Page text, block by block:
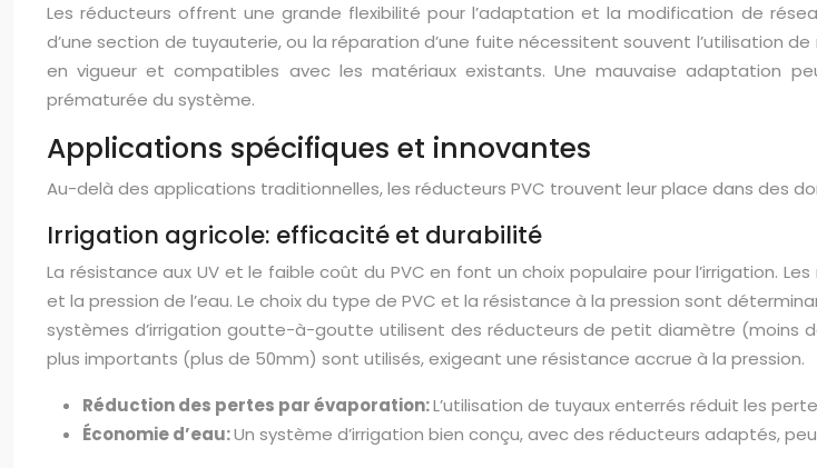
Les réducteurs offrent une grande flexibilité pour l’adaptation et la modification de
d’une section de tuyauterie, ou la réparation d’une fuite nécessitent souvent l’utilisation
en vigueur et compatibles avec les matériaux existants. Une mauvaise adaptation
prématurée du système.
Applications spécifiques et innovantes
Au-delà des applications traditionnelles, les réducteurs PVC trouvent leur place dans des
Irrigation agricole: efficacité et durabilité
La résistance aux UV et le faible coût du PVC en font un choix populaire pour l’irrigation.
et la pression de l’eau. Le choix du type de PVC et la résistance à la pression sont
systèmes d’irrigation goutte-à-goutte utilisent des réducteurs de petit diamètre (moins
plus importants (plus de 50mm) sont utilisés, exigeant une résistance accrue à la pression.
Réduction des pertes par évaporation:L’utilisation de tuyaux enterrés réduit les
Économie d’eau:Un système d’irrigation bien conçu, avec des réducteurs adaptés,